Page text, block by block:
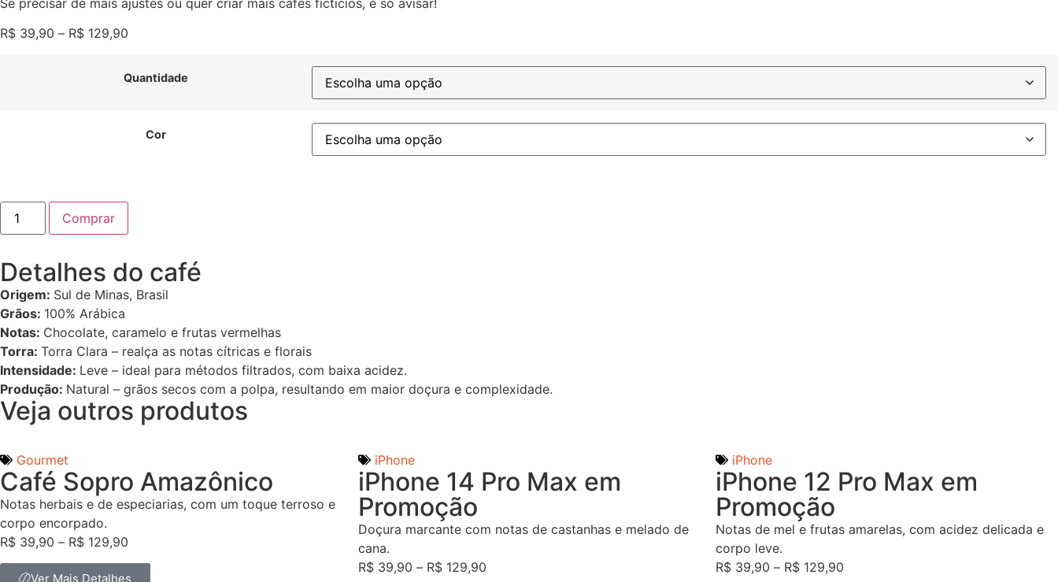
R$ 39,90 – R$ 129,90
Quantidade
Cor
Comprar
Detalhes do café
Origem: Sul de Minas, Brasil
Grãos: 100% Arábica
Notas: Chocolate, caramelo e frutas vermelhas
Torra: Torra Clara – realça as notas cítricas e florais
Intensidade: Leve – ideal para métodos filtrados, com baixa acidez.
Produção: Natural – grãos secos com a polpa, resultando em maior doçura e complexidade.
Veja outros produtos
Gourmet
Café Sopro Amazônico
Notas herbais e de especiarias, com um toque terroso e
corpo encorpado.
R$ 39,90 – R$ 129,90
Ver Mais Detalhes
iPhone
iPhone 14 Pro Max em
Promoção
Doçura marcante com notas de castanhas e melado de
cana.
R$39,90 – R$129,90
iPhone
iPhone 12 Pro Max em
Promoção
Notas de mel e frutas amarelas, com acidez delicada e
corpo leve.
R$ 39,90 – R$ 129,90